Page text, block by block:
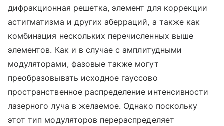
дифракционная решетка, элемент для коррекции
астигматизма и других аберраций, а также как
комбинация нескольких перечисленных выше
элементов. Как и в случае с амплитудными
модуляторами, фазовые также могут
преобразовывать исходное гауссово
пространственное распределение интенсивности
лазерного луча в желаемое. Однако поскольку
этот тип модуляторов перераспределяет